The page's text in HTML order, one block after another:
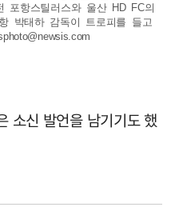
포항스틸러스와 울산 HD FC의
박태하 감독이 트로피를 들고
소신 발언을 남기기도 했